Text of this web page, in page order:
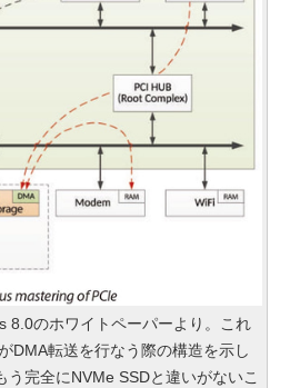
8.0のホワイトペーパーより。これ
DMA転送を行なう際の構造を示し
う完全にNVMe SSDと違いがないこ